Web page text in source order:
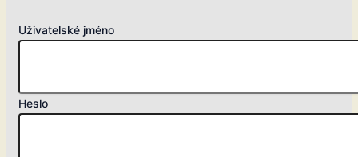
Uživatelské jméno
Heslo